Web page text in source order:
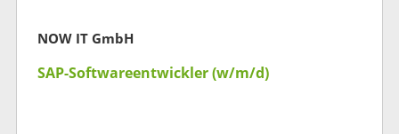
NOW IT GmbH
SAP-Softwareentwickler (w/m/d)